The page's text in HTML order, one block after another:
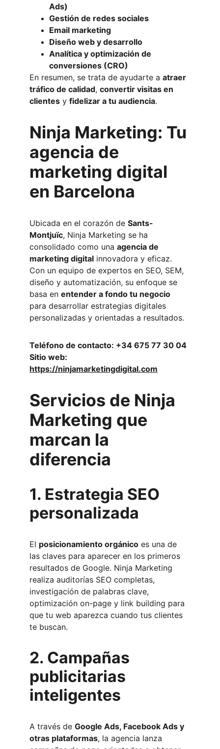
Ads)
Gestión de redes sociales
Email marketing
Diseño web y desarrollo
Analítica y optimización de
conversiones (CRO)
En resumen, se trata de ayudarte a atraer
tráfico de calidad, convertir visitas en
clientes y fidelizar a tu audiencia.
Ninja Marketing: Tu
agencia de
marketing digital
en Barcelona
Ubicada en el corazón de Sants-
Montjuïc, Ninja Marketing se ha
consolidado como una agencia de
marketing digital innovadora y eficaz.
Con un equipo de expertos en SEO, SEM,
diseño y automatización, su enfoque se
basa en entender a fondo tu negocio
para desarrollar estrategias digitales
personalizadas y orientadas a resultados.
Teléfono de contacto: +34 675 77 30 04
Sitio web:
https://ninjamarketingdigital.com
Servicios de Ninja
Marketing que
marcan la
diferencia
1. Estrategia SEO
personalizada
El posicionamiento orgánico es una de
las claves para aparecer en los primeros
resultados de Google. Ninja Marketing
realiza auditorías SEO completas,
investigación de palabras clave,
optimización on-page y link building para
que tu web aparezca cuando tus clientes
te buscan.
2. Campañas
publicitarias
inteligentes
A través de Google Ads, Facebook Ads y
otras plataformas, la agencia lanza